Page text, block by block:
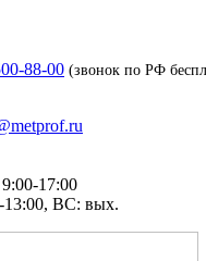
88-00 (звонок по РФ
17:00
13:00, ВС: вых.